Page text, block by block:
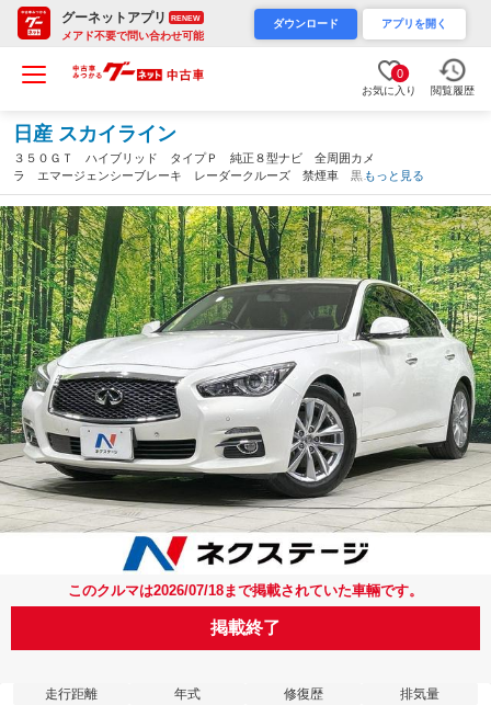
グーネットアプリ RENEW
メアド不要で問い合わせ可能
ダウンロード アプリを開く
0
お気に入り 閲覧履歴
日産 スカイライン
３５０ＧＴ ハイブリッド タイプＰ 純正８型ナビ 全周囲カメ
ラ エマージェンシーブレーキ レーダークルーズ 禁煙車 黒革
シート 前席シートヒーター メモリーシート コーナーセンサ
ー ＬＥＤヘッド＆フォグ ＥＴＣ 純正１７インチＡＷ（茨城
県）
もっと見る
このクルマは2026/07/18まで掲載されていた車輛です。
掲載終了
走行距離 年式 修復歴 排気量